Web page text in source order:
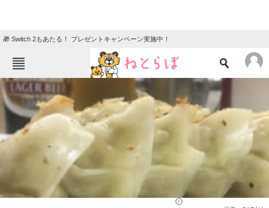
🎁 Switch 2もあたる！ プレゼントキャンペーン実施中！
ねとらぼメニュー
TOP ニュース
エンタメ クイズ
教育・育児
動物 リサーチ